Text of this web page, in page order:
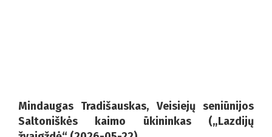
Mindaugas Tradišauskas, Veisiejų seniūnijos
Saltoniškės kaimo ūkininkas („Lazdijų